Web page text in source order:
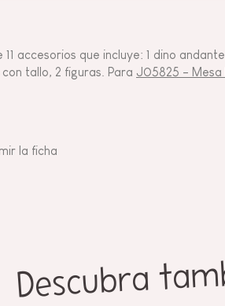
11 accesorios que incluye: 1 dino
tallo, 2 figuras. Para J05825 - Mesa
la ficha
Descubra